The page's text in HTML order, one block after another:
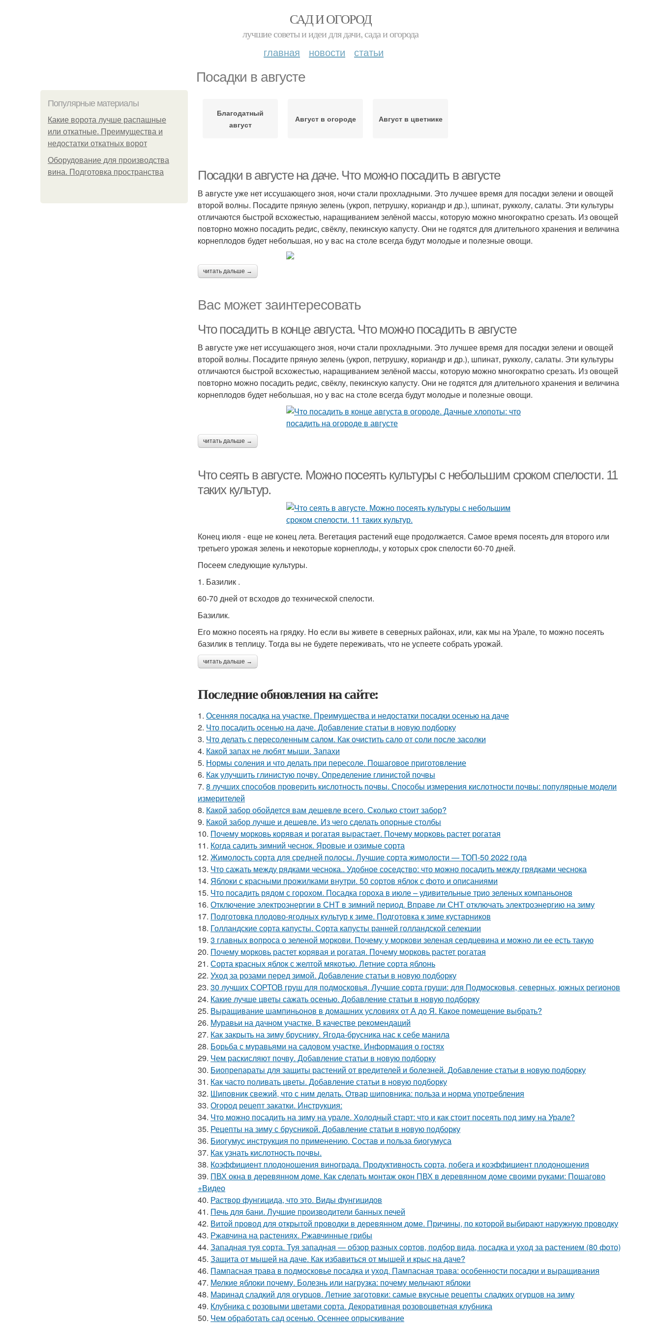
САД И ОГОРОД
лучшие советы и идеи для дачи, сада и огорода
главная новости статьи
Посадки в августе
Популярные материалы
Какие ворота лучше распашные
или откатные. Преимущества и
недостатки откатных ворот
Оборудование для производства
вина. Подготовка пространства
Благодатный
август
Август в огороде Август в цветнике
Посадки в августе на даче. Что можно посадить в августе
В августе уже нет иссушающего зноя, ночи стали прохладными. Это лучшее время для посадки зелени и овощей
второй волны. Посадите пряную зелень (укроп, петрушку, кориандр и др.), шпинат, рукколу, салаты. Эти культуры
отличаются быстрой всхожестью, наращиванием зелёной массы, которую можно многократно срезать. Из овощей
повторно можно посадить редис, свёклу, пекинскую капусту. Они не годятся для длительного хранения и величина
корнеплодов будет небольшая, но у вас на столе всегда будут молодые и полезные овощи.
читать дальше →
Вас может заинтересовать
Что посадить в конце августа. Что можно посадить в августе
В августе уже нет иссушающего зноя, ночи стали прохладными. Это лучшее время для посадки зелени и овощей
второй волны. Посадите пряную зелень (укроп, петрушку, кориандр и др.), шпинат, рукколу, салаты. Эти культуры
отличаются быстрой всхожестью, наращиванием зелёной массы, которую можно многократно срезать. Из овощей
повторно можно посадить редис, свёклу, пекинскую капусту. Они не годятся для длительного хранения и величина
корнеплодов будет небольшая, но у вас на столе всегда будут молодые и полезные овощи.
читать дальше →
Что сеять в августе. Можно посеять культуры с небольшим сроком спелости. 11
таких культур.
Конец июля - еще не конец лета. Вегетация растений еще продолжается. Самое время посеять для второго или
третьего урожая зелень и некоторые корнеплоды, у которых срок спелости 60-70 дней.
Посеем следующие культуры.
1. Базилик .
60-70 дней от всходов до технической спелости.
Базилик.
Его можно посеять на грядку. Но если вы живете в северных районах, или, как мы на Урале, то можно посеять
базилик в теплицу. Тогда вы не будете переживать, что не успеете собрать урожай.
читать дальше →
Последние обновления на сайте:
1. Осенняя посадка на участке. Преимущества и недостатки посадки осенью на даче
2. Что посадить осенью на даче. Добавление статьи в новую подборку
3. Что делать с пересоленным салом. Как очистить сало от соли после засолки
4. Какой запах не любят мыши. Запахи
5. Нормы соления и что делать при пересоле. Пошаговое приготовление
6. Как улучшить глинистую почву. Определение глинистой почвы
7. 8 лучших способов проверить кислотность почвы. Способы измерения кислотности почвы: популярные модели
измерителей
8. Какой забор обойдется вам дешевле всего. Сколько стоит забор?
9. Какой забор лучше и дешевле. Из чего сделать опорные столбы
10. Почему морковь корявая и рогатая вырастает. Почему морковь растет рогатая
11. Когда садить зимний чеснок. Яровые и озимые сорта
12. Жимолость сорта для средней полосы. Лучшие сорта жимолости — ТОП-50 2022 года
13. Что сажать между рядками чеснока.. Удобное соседство: что можно посадить между грядками чеснока
14. Яблоки с красными прожилками внутри. 50 сортов яблок с фото и описаниями
15. Что посадить рядом с горохом. Посадка гороха в июле – удивительные трио зеленых компаньонов
16. Отключение электроэнергии в СНТ в зимний период. Вправе ли СНТ отключать электроэнергию на зиму
17. Подготовка плодово-ягодных культур к зиме. Подготовка к зиме кустарников
18. Голландские сорта капусты. Сорта капусты ранней голландской селекции
19. 3 главных вопроса о зеленой моркови. Почему у моркови зеленая сердцевина и можно ли ее есть такую
20. Почему морковь растет корявая и рогатая. Почему морковь растет рогатая
21. Сорта красных яблок с желтой мякотью. Летние сорта яблонь
22. Уход за розами перед зимой. Добавление статьи в новую подборку
23. 30 лучших СОРТОВ груш для подмосковья. Лучшие сорта груши: для Подмосковья, северных, южных регионов
24. Какие лучше цветы сажать осенью. Добавление статьи в новую подборку
25. Выращивание шампиньонов в домашних условиях от А до Я. Какое помещение выбрать?
26. Муравьи на дачном участке. В качестве рекомендаций
27. Как закрыть на зиму бруснику. Ягода-брусника нас к себе манила
28. Борьба с муравьями на садовом участке. Информация о гостях
29. Чем раскисляют почву. Добавление статьи в новую подборку
30. Биопрепараты для защиты растений от вредителей и болезней. Добавление статьи в новую подборку
31. Как часто поливать цветы. Добавление статьи в новую подборку
32. Шиповник свежий, что с ним делать. Отвар шиповника: польза и норма употребления
33. Огород рецепт закатки. Инструкция:
34. Что можно посадить на зиму на урале. Холодный старт: что и как стоит посеять под зиму на Урале?
35. Рецепты на зиму с брусникой. Добавление статьи в новую подборку
36. Биогумус инструкция по применению. Состав и польза биогумуса
37. Как узнать кислотность почвы.
38. Коэффициент плодоношения винограда. Продуктивность сорта, побега и коэффициент плодоношения
39. ПВХ окна в деревянном доме. Как сделать монтаж окон ПВХ в деревянном доме своими руками: Пошагово
+Видео
40. Раствор фунгицида, что это. Виды фунгицидов
41. Печь для бани. Лучшие производители банных печей
42. Витой провод для открытой проводки в деревянном доме. Причины, по которой выбирают наружную проводку
43. Ржавчина на растениях. Ржавчинные грибы
44. Западная туя сорта. Туя западная — обзор разных сортов, подбор вида, посадка и уход за растением (80 фото)
45. Защита от мышей на даче. Как избавиться от мышей и крыс на даче?
46. Пампасная трава в подмосковье посадка и уход. Пампасная трава: особенности посадки и выращивания
47. Мелкие яблоки почему. Болезнь или нагрузка: почему мельчают яблоки
48. Маринад сладкий для огурцов. Летние заготовки: самые вкусные рецепты сладких огурцов на зиму
49. Клубника с розовыми цветами сорта. Декоративная розовоцветная клубника
50. Чем обработать сад осенью. Осеннее опрыскивание